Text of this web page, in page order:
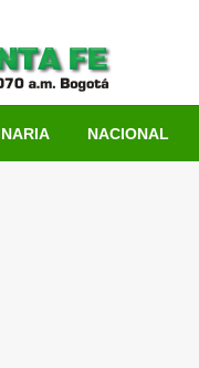
NACIONAL